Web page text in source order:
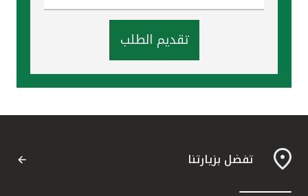
تقديم الطلب
تفضل بزيارتنا